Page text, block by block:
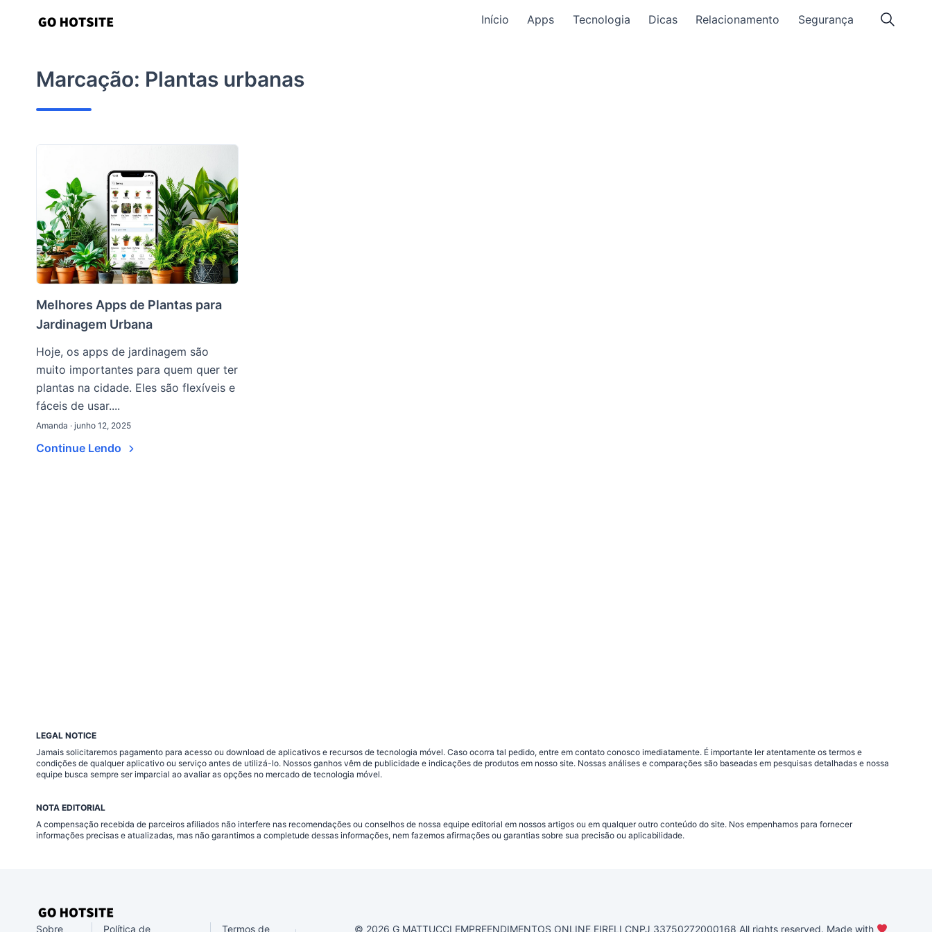
conteúdo
Início Apps Tecnologia Dicas Relacionamento Segurança
Marcação: Plantas urbanas
Melhores Apps de Plantas para
Jardinagem Urbana
Hoje, os apps de jardinagem são
muito importantes para quem quer ter
plantas na cidade. Eles são flexíveis e
fáceis de usar....
Amanda · junho 12, 2025
Continue Lendo
LEGAL NOTICE
Jamais solicitaremos pagamento para acesso ou download de aplicativos e recursos de tecnologia móvel. Caso ocorra tal pedido, entre em contato conosco imediatamente. É importante ler atentamente os termos e
condições de qualquer aplicativo ou serviço antes de utilizá-lo. Nossos ganhos vêm de publicidade e indicações de produtos em nosso site. Nossas análises e comparações são baseadas em pesquisas detalhadas e nossa
equipe busca sempre ser imparcial ao avaliar as opções no mercado de tecnologia móvel.
NOTA EDITORIAL
A compensação recebida de parceiros afiliados não interfere nas recomendações ou conselhos de nossa equipe editorial em nossos artigos ou em qualquer outro conteúdo do site. Nos empenhamos para fornecer
informações precisas e atualizadas, mas não garantimos a completude dessas informações, nem fazemos afirmações ou garantias sobre sua precisão ou aplicabilidade.
Sobre Política de Termos de © 2026 G MATTUCCI EMPREENDIMENTOS ONLINE EIRELI CNPJ 33750272000168 All rights reserved. Made with